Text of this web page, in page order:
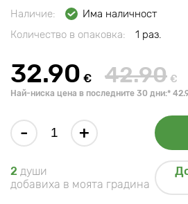
Наличие:
Има наличност
Количество в опаковка:
1 раз.
32.90 € 42.90 €
Най-ниска цена в последните 30 дни:*
- +
2 души
добавиха в моята градина